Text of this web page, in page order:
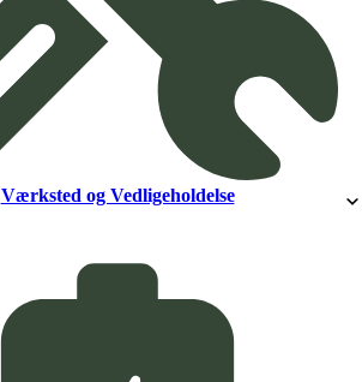
Værksted og Vedligeholdelse